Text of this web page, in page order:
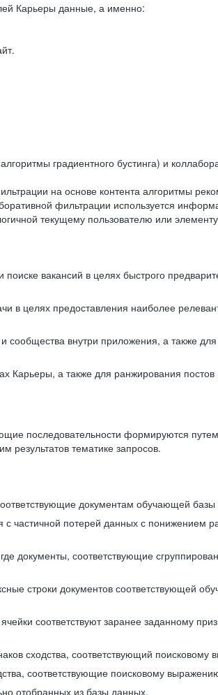
Карьеры данные, а именно:
градиентного бустинга) и
на основе контента алгоритмы
фильтрации используется
текущему пользователю или
вакансий в целях быстрого
в целях предоставления наиболее
внутри приложения, а также
Карьеры, а также для ранжирования
последовательности формируются путем
результатов тематике запросов.
документам обучающей
частичной потерей данных с понижением
документы, соответствующие
строки документов соответствующей
соответствуют заранее заданному
сходства, соответствующий поисковому
соответствующие поисковому
отобранных из базы данных.